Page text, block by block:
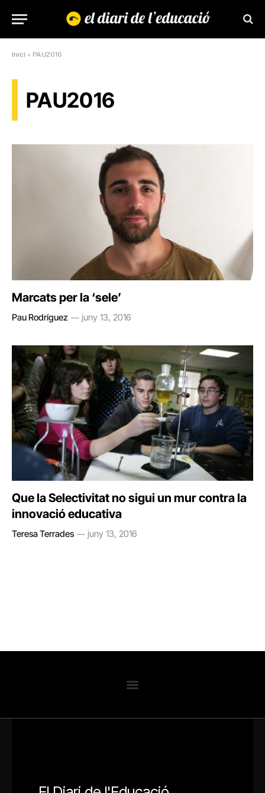
Inici » PAU2016
PAU2016
Marcats per la ‘sele’
Pau Rodríguez juny 13, 2016
Que la Selectivitat no sigui un mur contra la
innovació educativa
Teresa Terrades juny 13, 2016